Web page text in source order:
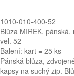
1010-010-400-52
Blůza MIREK, pánská,
vel. 52
Balení: kart = 25 ks
Pánská blůza,
kapsy na suchý zip.